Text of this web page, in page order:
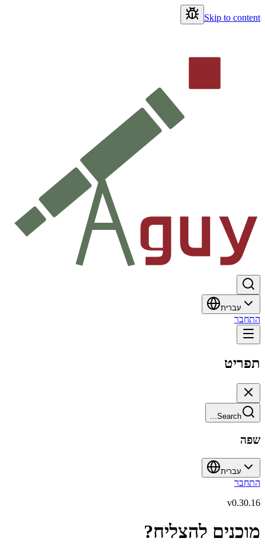
Skip to content
עברית
התחבר
תפריט
Search...
שפה
עברית
התחבר
v0.30.16
מוכנים להצליח?